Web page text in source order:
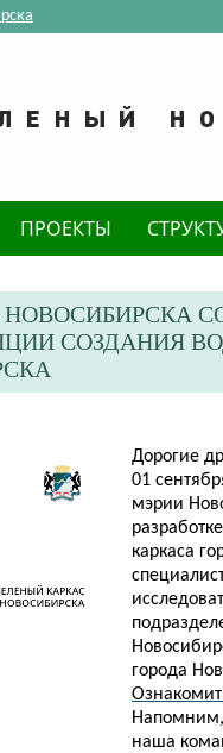
ПРОЕКТЫ
СОЗДАНИЯ
Дорогие
01
мэрии
каркаса
города
наша